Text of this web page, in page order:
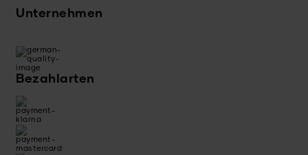
Unternehmen
Bezahlarten